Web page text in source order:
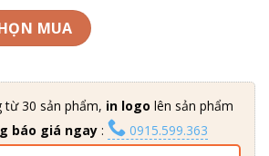
xanh ATV-13 số lượng
MUA
30 sản phẩm, in logo lên sản phẩm
báo giá ngay : 0915.599.363